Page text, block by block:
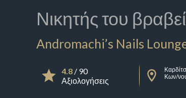
Νικητής του
Andromachi’s Nails
4.8/ 90
Αξιολογήσεις
Κων/